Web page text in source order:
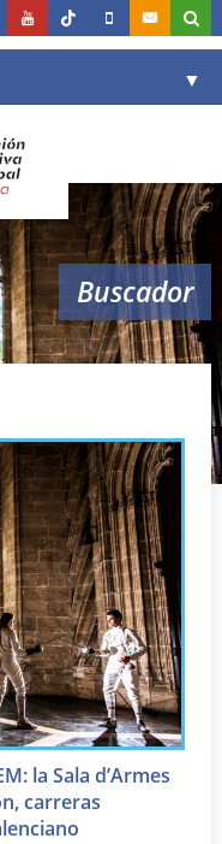
▼
▼
▼
▼
Buscador
vem
la Sala d’Armes
carreras